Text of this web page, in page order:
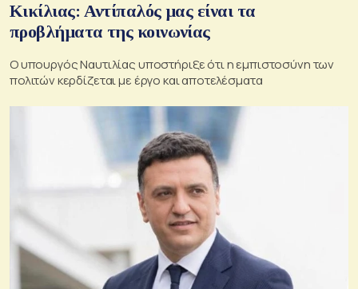
Κικίλιας: Αντίπαλός μας είναι τα
προβλήματα της κοινωνίας
Ο υπουργός Ναυτιλίας υποστήριξε ότι η εμπιστοσύνη των
πολιτών κερδίζεται με έργο και αποτελέσματα